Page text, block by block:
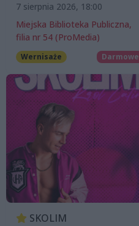
7 sierpnia 2026, 18:00
Miejska Biblioteka Publiczna,
filia nr 54 (ProMedia)
Wernisaże Darmowe
SKOLIM